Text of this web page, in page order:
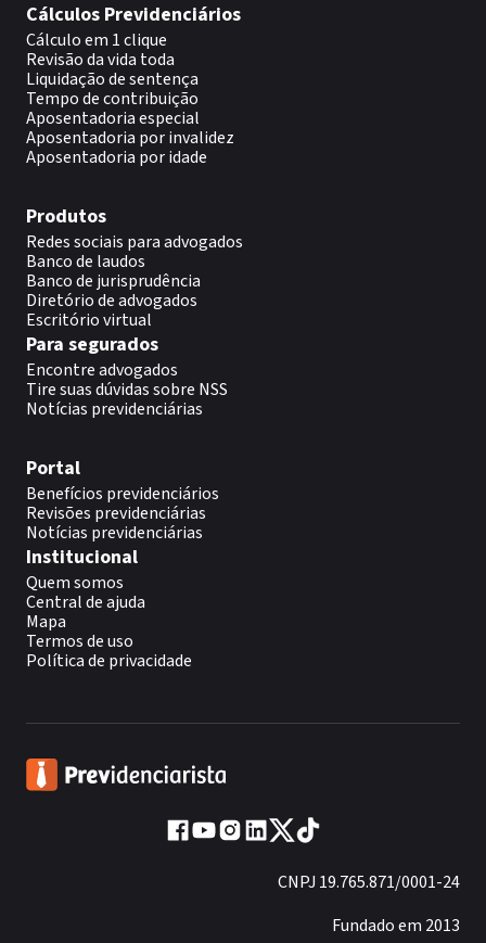
Cálculos Previdenciários
Cálculo em 1 clique
Revisão da vida toda
Liquidação de sentença
Tempo de contribuição
Aposentadoria especial
Aposentadoria por invalidez
Aposentadoria por idade
Produtos
Redes sociais para advogados
Banco de laudos
Banco de jurisprudência
Diretório de advogados
Escritório virtual
Para segurados
Encontre advogados
Tire suas dúvidas sobre NSS
Notícias previdenciárias
Portal
Benefícios previdenciários
Revisões previdenciárias
Notícias previdenciárias
Institucional
Quem somos
Central de ajuda
Mapa
Termos de uso
Política de privacidade
CNPJ 19.765.871/0001-24
Fundado em 2013